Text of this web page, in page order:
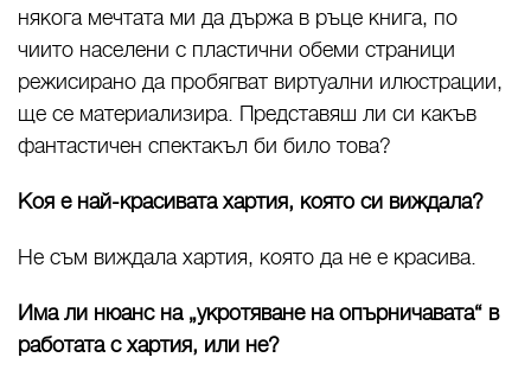
някога мечтата ми да държа в ръце книга, по
чиито населени с пластични обеми страници
режисирано да пробягват виртуални илюстрации,
ще се материализира. Представяш ли си какъв
фантастичен спектакъл би било това?
Коя е най-красивата хартия, която си виждала?
Не съм виждала хартия, която да не е красива.
Има ли нюанс на „укротяване на опърничавата“ в
работата с хартия, или не?